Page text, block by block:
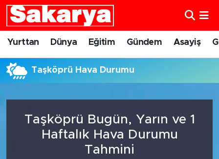
Yurttan Dünya Eğitim Gündem Asayiş
Taşköprü Hava Durumu
Taşköprü Bugün, Yarın ve 1
Haftalık Hava Durumu
Tahmini
Yurttan
Eskişehirspor
Eskişehir Nöbetçi Eczaneler
Süper Lig Puan Durumu ve Fikstür